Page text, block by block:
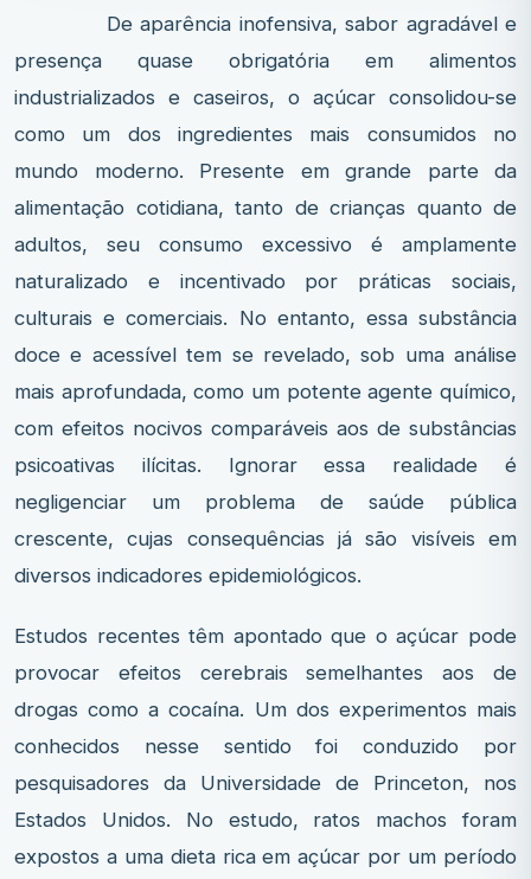
De aparência inofensiva, sabor agradável e
presença quase obrigatória em alimentos
industrializados e caseiros, o açúcar consolidou-se
como um dos ingredientes mais consumidos no
mundo moderno. Presente em grande parte da
alimentação cotidiana, tanto de crianças quanto de
adultos, seu consumo excessivo é amplamente
naturalizado e incentivado por práticas sociais,
culturais e comerciais. No entanto, essa substância
doce e acessível tem se revelado, sob uma análise
mais aprofundada, como um potente agente químico,
com efeitos nocivos comparáveis aos de substâncias
psicoativas ilícitas. Ignorar essa realidade é
negligenciar um problema de saúde pública
crescente, cujas consequências já são visíveis em
diversos indicadores epidemiológicos.
Estudos recentes têm apontado que o açúcar pode
provocar efeitos cerebrais semelhantes aos de
drogas como a cocaína. Um dos experimentos mais
conhecidos nesse sentido foi conduzido por
pesquisadores da Universidade de Princeton, nos
Estados Unidos. No estudo, ratos machos foram
expostos a uma dieta rica em açúcar por um período